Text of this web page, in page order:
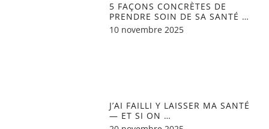
5 FAÇONS CONCRÈTES DE
PRENDRE SOIN DE SA SANTÉ …
10 novembre 2025
J’AI FAILLI Y LAISSER MA SANTÉ
— ET SI ON …